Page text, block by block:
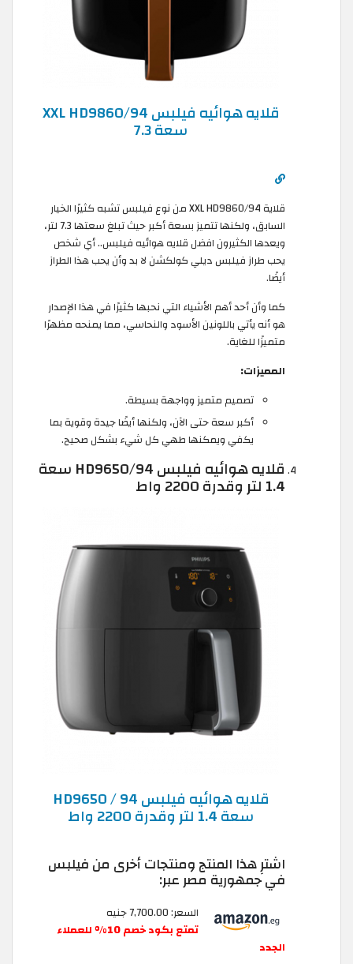
قلايه هوائيه فيلبس XXL HD9860/94
سعة 7.3
قلاية XXL HD9860/94 من نوع فيلبس تشبه كثيرًا الخيار
السابق، ولكنها تتميز بسعة أكبر حيث تبلغ سعتها 7.3 لتر،
ويعدها الكثيرون افضل قلايه هوائيه فيلبس.. أي شخص
يحب طراز فيلبس ديلي كولكشن لا بد وأن يحب هذا الطراز
أيضًا.
كما وأن أحد أهم الأشياء التي نحبها كثيرًا في هذا الإصدار
هو أنه يأتي باللونين الأسود والنحاسي، مما يمنحه مظهرًا
متميزًا للغاية.
المميزات:
تصميم متميز وواجهة بسيطة.
أكبر سعة حتى الآن، ولكنها أيضًا جيدة وقوية بما
يكفي ويمكنها طهي كل شيء بشكل صحيح.
قلايه هوائيه فيلبس HD9650/94 سعة
1.4 لتر وقدرة 2200 واط
قلايه هوائيه فيلبس HD9650 / 94
سعة 1.4 لتر وقدرة 2200 واط
اشترِ هذا المنتج ومنتجات أخرى من فيلبس
في جمهورية مصر عبر:
السعر: 7,700.00 جنيه
تمتع بكود خصم 10% للعملاء
الجدد